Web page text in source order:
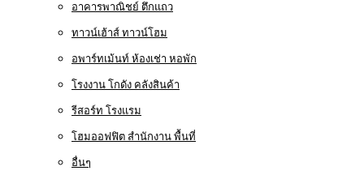
อาคารพาณิชย์ ตึกแถว
ทาวน์เฮ้าส์ ทาวน์โฮม
อพาร์ทเม้นท์ ห้องเช่า หอพัก
โรงงาน โกดัง คลังสินค้า
รีสอร์ท โรงแรม
โฮมออฟฟิต สำนักงาน พื้นที่
อื่นๆ